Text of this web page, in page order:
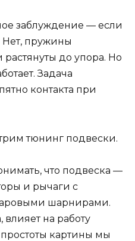
заблуждение — если
Нет, пружины
до упора. Но
Задача
контакта при
тюнинг подвески.
что подвеска —
и рычаги с
шарнирами.
влияет на работу
картины мы